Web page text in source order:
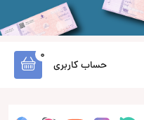
حساب کاربری
0